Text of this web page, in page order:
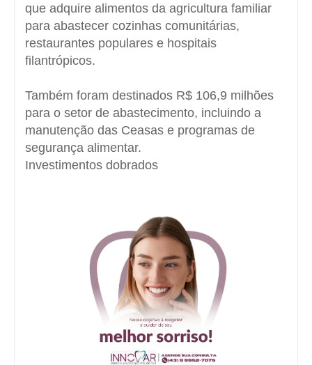
que adquire alimentos da agricultura familiar
para abastecer cozinhas comunitárias,
restaurantes populares e hospitais
filantrópicos.
Também foram destinados R$ 106,9 milhões
para o setor de abastecimento, incluindo a
manutenção das Ceasas e programas de
segurança alimentar.
Investimentos dobrados